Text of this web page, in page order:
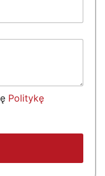
Politykę